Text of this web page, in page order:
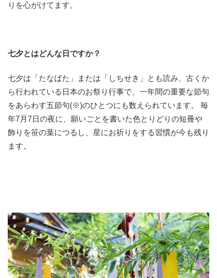
りを心がけてます。
七夕とはどんな日ですか？
七夕は「たなばた」または「しちせき」とも読み、古くか
ら行われている日本のお祭り行事で、一年間の重要な節句
をあらわす五節句(※)のひとつにも数えられています。 毎
年7月7日の夜に、願いごとを書いた色とりどりの短冊や
飾りを笹の葉につるし、星にお祈りをする習慣が今も残り
ます。